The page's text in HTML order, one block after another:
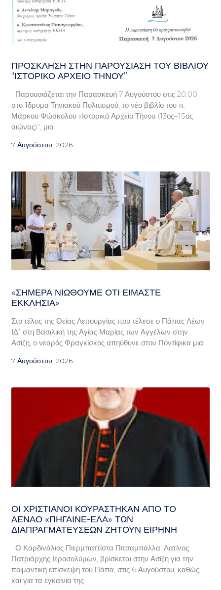
ΠΡΌΣΚΛΗΣΗ ΣΤΗΝ ΠΑΡΟΥΣΊΑΣΗ ΤΟΥ ΒΙΒΛΊΟΥ
“ΙΣΤΟΡΙΚΌ ΑΡΧΕΊΟ ΤΉΝΟΥ”
Παρουσιάζεται την Παρασκευή 7 Αυγούστου στις 20:00,
στο Ίδρυμα Τηνιακού Πολιτισμού, το νέο βιβλίο του π.
Μάρκου Φώσκολου «Ιστορικό Αρχείο Τήνου (13ος–15ος
αιώνας)”, μια
7 Αυγούστου, 2026
«ΣΉΜΕΡΑ ΝΙΏΘΟΥΜΕ ΌΤΙ ΕΊΜΑΣΤΕ
ΕΚΚΛΗΣΊΑ»
Στο τέλος της Θείας Λειτουργίας που τέλεσε ο Πάπας Λέων
ΙΔ΄ στη Βασιλική της Αγίας Μαρίας των Αγγέλων στην
Ασίζη, ο νεαρός Φραγκίσκος απηύθυνε στον Ποντίφικα μια
7 Αυγούστου, 2026
ΟΙ ΧΡΙΣΤΙΑΝΟΊ ΚΟΥΡΆΣΤΗΚΑΝ ΑΠΌ ΤΟ
ΑΈΝΑΟ «ΠΉΓΑΙΝΕ-ΈΛΑ» ΤΩΝ
ΔΙΑΠΡΑΓΜΑΤΕΎΣΕΩΝ ΖΗΤΟΎΝ ΕΙΡΉΝΗ
Ο Καρδινάλιος Πιερμπαττίστα Πιτσαμπάλλα, Λατίνος
Πατριάρχης Ιεροσολύμων, βρίσκεται στην Ασίζη για την
ποιμαντική επίσκεψη του Πάπα, στις 6 Αυγούστου, καθώς
και για τα εγκαίνια της